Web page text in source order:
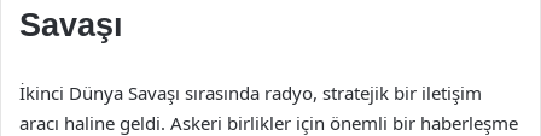
Savaşı
İkinci Dünya Savaşı sırasında radyo, stratejik bir iletişim
aracı haline geldi. Askeri birlikler için önemli bir haberleşme